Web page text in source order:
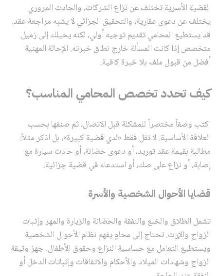
القضية الأسرية تختلف عن نزاع الشركات، والحادث المروري
يختلف عن دعوى عقارية، والتحقيق الجزائي لا يشبه مراجعة عقد.
قد يستطيع المحامي تقديم توجيه أولي، لكنه يحيلك إلى زميل
متخصص إذا كانت المسألة خارج نطاق خبرته. الإحالة المهنية
أفضل من قبول ملف بلا خبرة كافية.
كيف تحدد تخصص المحامي المناسب؟
اكتب وصفاً مختصراً للمشكلة قبل الاتصال، ثم صنفها بحسب
العلاقة الأساسية. لا تقل فقط «لدي قضية كبيرة»، بل اذكر مثلاً:
مطالبة بقيمة عقد توريد، أو دعوى حضانة، أو حادث سيارة مع
إصابة، أو نزاع على صك، أو استدعاء في قضية جزائية.
قضايا الأحوال الشخصية والأسرة
تشمل الطلاق والخلع والنفقة والحضانة والزيارة والمهر وإثبات
الزواج والإرث. تحتاج إلى محامٍ يفهم نظام الأحوال الشخصية
ويستطيع التعامل مع حساسية النزاع وحقوق الأطفال. جهز وثيقة
الزواج وشهادات الميلاد والأحكام والاتفاقات وإثباتات الدخل أو